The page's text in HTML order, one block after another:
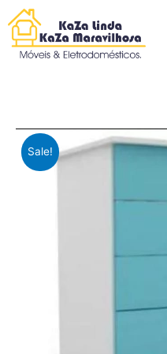
Sale!